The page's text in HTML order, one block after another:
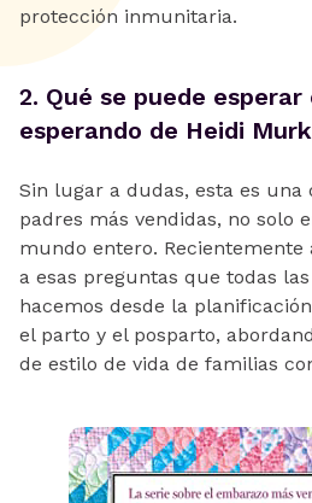
protección inmunitaria.
‍2. Qué se puede
esperando de Heidi
Sin lugar a dudas, esta es una
padres más vendidas, no solo
mundo entero. Recientemente
a esas preguntas que todas
hacemos desde la
el parto y el posparto,
de estilo de vida de familias